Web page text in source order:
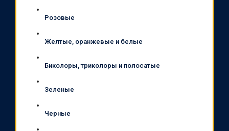
Розовые
Желтые, оранжевые и белые
Биколоры, триколоры и полосатые
Зеленые
Черные